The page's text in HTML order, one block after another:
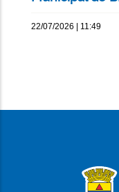
22/07/2026 | 11:49